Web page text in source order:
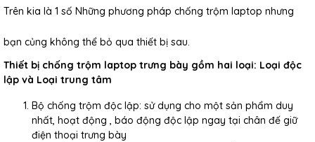
Trên kia là 1 số Những phương pháp chống trộm laptop nhưng
bạn củng không thể bỏ qua thiết bị sau.
Thiết bị chống trộm laptop trưng bày gồm hai loại: Loại độc
lập và Loại trung tâm
Bộ chống trộm độc lập: sử dụng cho một sản phẩm duy
nhất, hoạt động , báo động độc lập ngay tại chân đế giữ
điện thoại trưng bày